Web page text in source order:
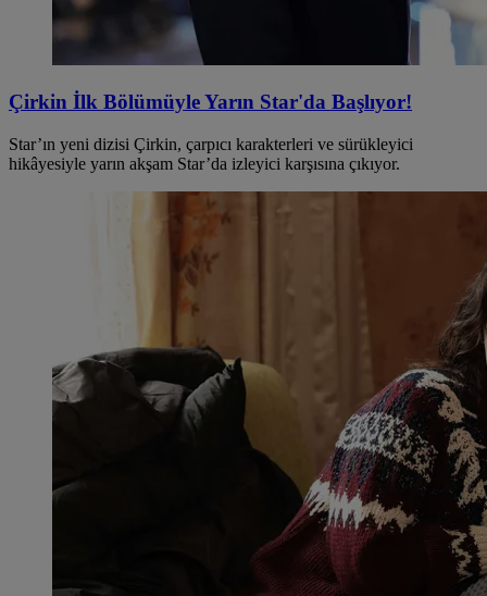
Çirkin İlk Bölümüyle Yarın Star'da Başlıyor!
Star’ın yeni dizisi Çirkin, çarpıcı karakterleri ve sürükleyici
hikâyesiyle yarın akşam Star’da izleyici karşısına çıkıyor.